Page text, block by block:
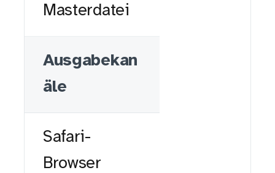
Masterdatei
Ausgabekan
äle
Safari-
Browser